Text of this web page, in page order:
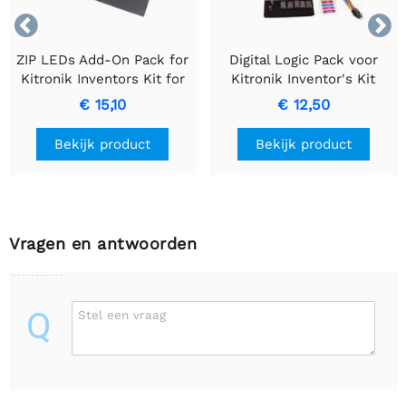


ZIP LEDs Add-On Pack for
Kitronik Inventors Kit for
micro:bit
€ 15,10
Bekijk product
Digital Logic Pack voor
Kitronik Inventor's Kit
voor de BBC micro: bit
€ 12,50
Bekijk product
Vragen en antwoorden
Q Stel een vraag